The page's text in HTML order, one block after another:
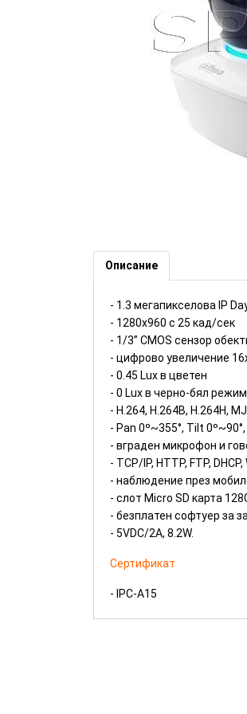
1.3MP IP
Описание
- 1.3 мегапикселова IP
- 1280x960 с 25 кад/сек
- 1/3” CMOS сензор
- цифрово увеличение
- 0.45 Lux в цветен
- 0 Lux в черно-бял режим
- H.264, H.264B, H.264H,
- Pan 0º~355°, Tilt
- вграден микрофон и
- TCP/IP, HTTP, FTP,
- наблюдение през
- слот Micro SD карта
- безплатен софтуер за
- 5VDC/2А, 8.2W.
Сертификат
- IPC-A15